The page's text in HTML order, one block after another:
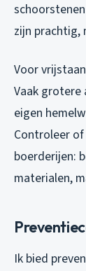
zijn prachtig,
Voor
Vaak
eigen
Controleer
boerderijen:
materialen,
Ik bied